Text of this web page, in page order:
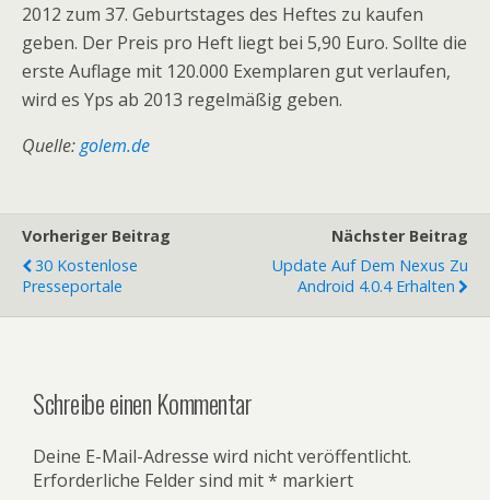
2012 zum 37. Geburtstages des Heftes zu kaufen
geben. Der Preis pro Heft liegt bei 5,90 Euro. Sollte die
erste Auflage mit 120.000 Exemplaren gut verlaufen,
wird es Yps ab 2013 regelmäßig geben.
Quelle:golem.de
Vorheriger Beitrag
30 Kostenlose
Presseportale
Nächster Beitrag
Update Auf Dem Nexus Zu
Android 4.0.4 Erhalten
Schreibe einen Kommentar
Deine E-Mail-Adresse wird nicht veröffentlicht.
Erforderliche Felder sind mit* markiert